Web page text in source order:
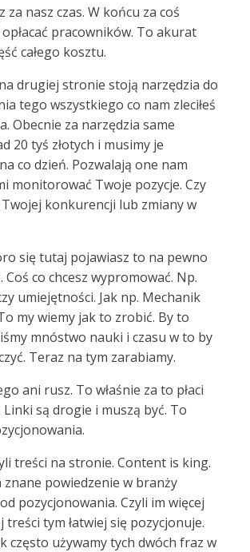
za nasz czas. W końcu za coś
pracowników. To akurat
całego kosztu.
drugiej stronie stoją narzędzia do
tego wszystkiego co nam zleciłeś
Obecnie za narzędzia same
20 tyś złotych i musimy je
co dzień. Pozwalają one nam
monitorować Twoje pozycje. Czy
Twojej konkurencji lub zmiany w
się tutaj pojawiasz to na pewno
co chcesz wypromować. Np.
umiejętności. Jak np. Mechanik
my wiemy jak to zrobić. By to
mnóstwo nauki i czasu w to by
Teraz na tym zarabiamy.
ani rusz. To właśnie za to płaci
Linki są drogie i muszą być. To
treści na stronie. Content is king.
znane powiedzenie w branży
pozycjonowania. Czyli im więcej
treści tym łatwiej się pozycjonuje.
często używamy tych dwóch fraz w